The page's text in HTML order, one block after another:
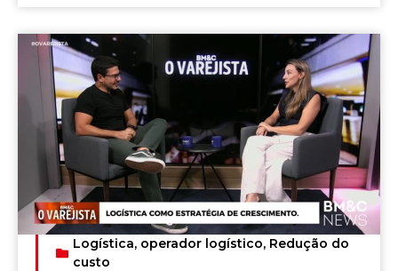
Logística, operador logístico, Redução do
custo